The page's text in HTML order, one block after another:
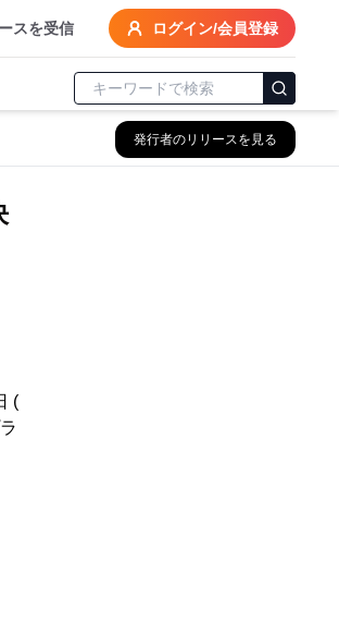
スを受信 ログイン/会員登録
発行者のリリースを見る
(